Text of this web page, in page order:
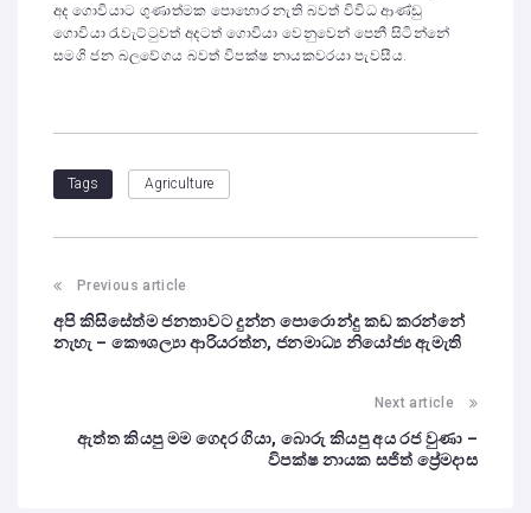
අද ගොවියාට ගුණාත්මක පොහොර නැති බවත් විවිධ ආණ්ඩු
ගොවියා රැවැට්ටුවත් අදටත් ගොවියා වෙනුවෙන් පෙනී සිටින්නේ
සමගි ජන බලවේගය බවත් විපක්ෂ නායකවරයා පැවසීය.
Tags Agriculture
Previous article
අපි කිසිසේත්ම ජනතාවට දුන්න පොරොන්දු කඩ කරන්නේ
නැහැ – කෞශල්‍යා ආරියරත්න, ජනමාධ්‍ය නියෝජ්‍ය ඇමැති
Next article
ඇත්ත කියපු මම ගෙදර ගියා, බොරු කියපු අය රජ වුණා –
විපක්ෂ නායක සජිත් ප්‍රේමදාස